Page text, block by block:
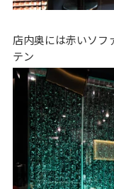
店内奥には赤いソフ
テン